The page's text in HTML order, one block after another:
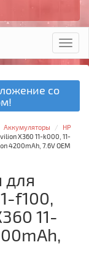
со
Аккумуляторы
HP
X360 11-k000, 11-
4200mAh, 7.6V OEM
для
f100,
11-